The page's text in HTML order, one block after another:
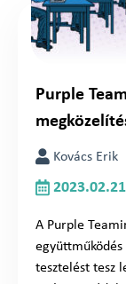
Purple
Kovács Erik
2023.02.21
A Purple
tesztelést tesz